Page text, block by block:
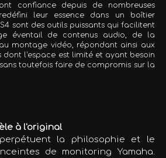
confiance depuis de nombreuses
leur essence dans un boîtier
sont des outils puissants qui facilitent
éventail de contenus audio, de la
montage vidéo, répondant ainsi aux
dont l'espace est limité et ayant besoin
toutefois faire de compromis sur la
à l'original
la philosophie et le
de monitoring Yamaha.